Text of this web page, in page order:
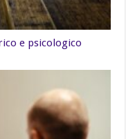
e psicologico